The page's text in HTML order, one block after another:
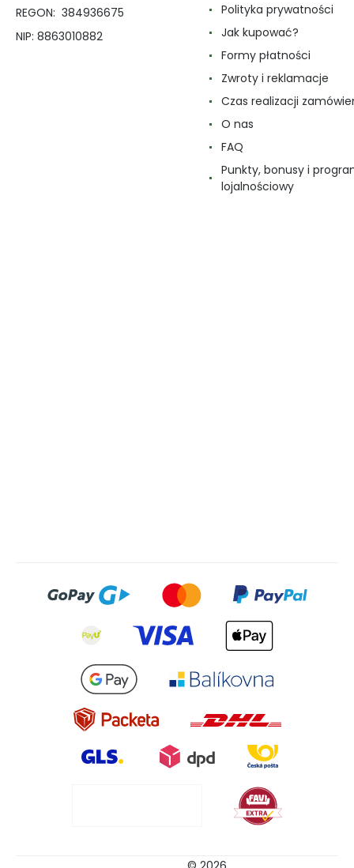
REGON: 384936675
NIP: 8863010882
Polityka prywatności
Jak kupować?
Formy płatności
Zwroty i reklamacje
Czas realizacji
O nas
FAQ
Punkty, bonusy i
lojalnościowy